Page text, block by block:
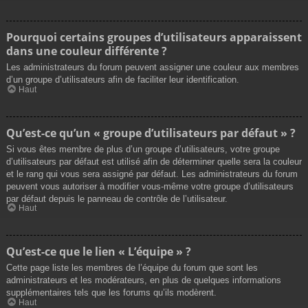
Pourquoi certains groupes d’utilisateurs apparaissent
dans une couleur différente ?
Les administrateurs du forum peuvent assigner une couleur aux membres
d’un groupe d’utilisateurs afin de faciliter leur identification.
Haut
Qu’est-ce qu’un « groupe d’utilisateurs par défaut » ?
Si vous êtes membre de plus d’un groupe d’utilisateurs, votre groupe
d’utilisateurs par défaut est utilisé afin de déterminer quelle sera la couleur
et le rang qui vous sera assigné par défaut. Les administrateurs du forum
peuvent vous autoriser à modifier vous-même votre groupe d’utilisateurs
par défaut depuis le panneau de contrôle de l’utilisateur.
Haut
Qu’est-ce que le lien « L’équipe » ?
Cette page liste les membres de l’équipe du forum que sont les
administrateurs et les modérateurs, en plus de quelques informations
supplémentaires tels que les forums qu’ils modèrent.
Haut